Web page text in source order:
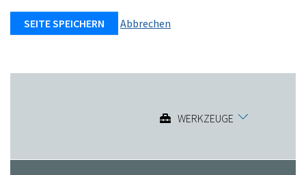
Abbrechen
WERKZEUGE